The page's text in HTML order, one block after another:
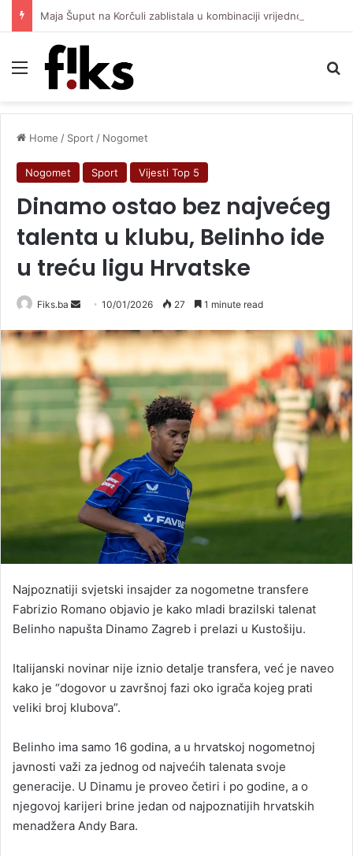
Menu
Home / Sport / Nogomet
Nogomet Sport Vijesti Top 5
Dinamo ostao bez najvećeg
talenta u klubu, Belinho ide
u treću ligu Hrvatske
Fiks.ba
Send
email
10/01/2026 27 1 minute read
Najpoznatiji svjetski insajder za nogometne transfere
Fabrizio Romano objavio je kako mladi brazilski talenat
Belinho napušta Dinamo Zagreb i prelazi u Kustošiju.
Italijanski novinar nije iznio detalje transfera, već je naveo
kako je “dogovor u završnoj fazi oko igrača kojeg prati
veliki broj klubova”.
Belinho ima samo 16 godina, a u hrvatskoj nogometnoj
javnosti važi za jednog od najvećih talenata svoje
generacije. U Dinamu je proveo četiri i po godine, a o
njegovoj karijeri brine jedan od najpoznatijih hrvatskih
menadžera Andy Bara.